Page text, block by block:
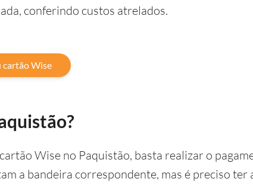
conferindo custos atrelados.
cartão Wise
Wise no Paquistão, basta realizar o
a bandeira correspondente, mas é preciso ter